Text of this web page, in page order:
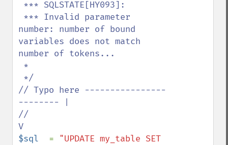
number: number of bound
variables does not match
number of tokens...
// Typo here ----------------
-------- |
//
$sql = "UPDATE my_table SET